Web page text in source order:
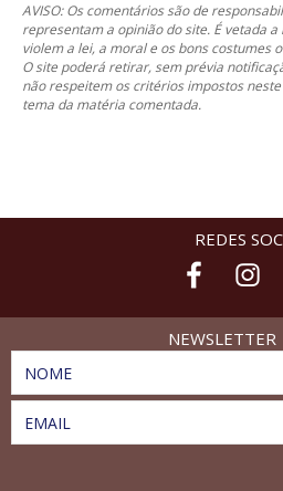
AVISO: Os comentários são de
representam a opinião do site. É vetada
violem a lei, a moral e os bons costumes
O site poderá retirar, sem prévia
não respeitem os critérios impostos
tema da matéria comentada.
REDES
NEWSLETTER
NOME
EMAIL